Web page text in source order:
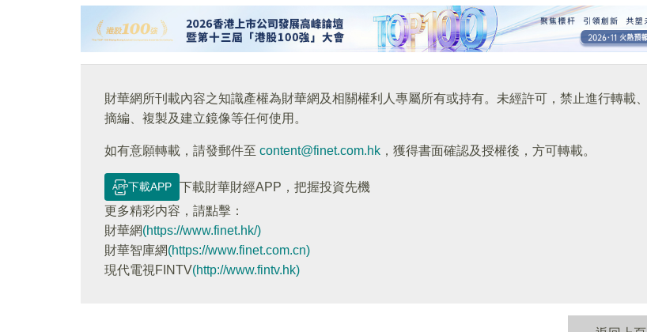
財華網所刊載內容之知識產權為財華網及相關權利人專屬所有或持有。未經許可，禁止進行轉載、
摘編、複製及建立鏡像等任何使用。
如有意願轉載，請發郵件至 content@finet.com.hk ，獲得書面確認及授權後，方可轉載。
下載APP
下載財華財經APP，把握投資先機
更多精彩内容，請點擊：
財華網(https://www.finet.hk/)
財華智庫網(https://www.finet.com.cn)
現代電視FINTV(http://www.fintv.hk)